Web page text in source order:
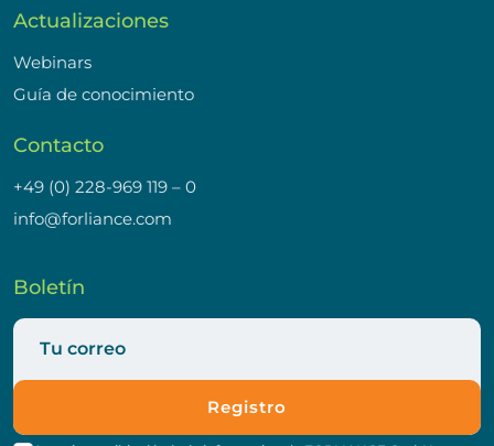
Actualizaciones
Webinars
Guía de conocimiento
Contacto
+49 (0) 228-969 119 – 0
info@forliance.com
Boletín
Registro